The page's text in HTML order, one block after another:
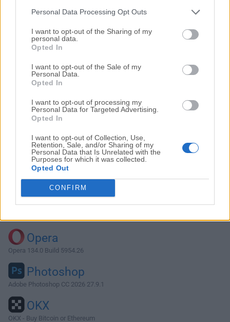
Personal Data Processing Opt Outs
I want to opt-out of the Sharing of my
personal data.
Opted In
I want to opt-out of the Sale of my
Personal Data.
Opted In
I want to opt-out of processing my
Personal Data for Targeted Advertising.
Opted In
I want to opt-out of Collection, Use,
Retention, Sale, and/or Sharing of my
Personal Data that Is Unrelated with the
Purposes for which it was collected.
Opted Out
CONFIRM
Descargar Plex HTPC 1.54.0.4072
¿Por qué se publica esta aplicación en FileHorse? (
información
Opera
Opera 134.0 Build 5954.26
Photoshop
Adobe Photoshop CC 2026 27.9.1
OKX
OKX - Buy Bitcoin or Ethereum